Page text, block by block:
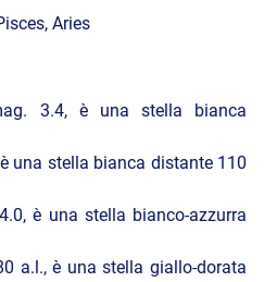
Aries
3.4, è una stella bianca
una stella bianca distante 110
è una stella bianco-azzurra
a.l., è una stella giallo-dorata